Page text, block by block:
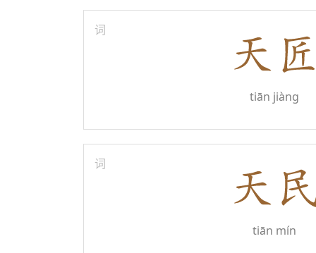
词
tiān jiàng
词
tiān mín